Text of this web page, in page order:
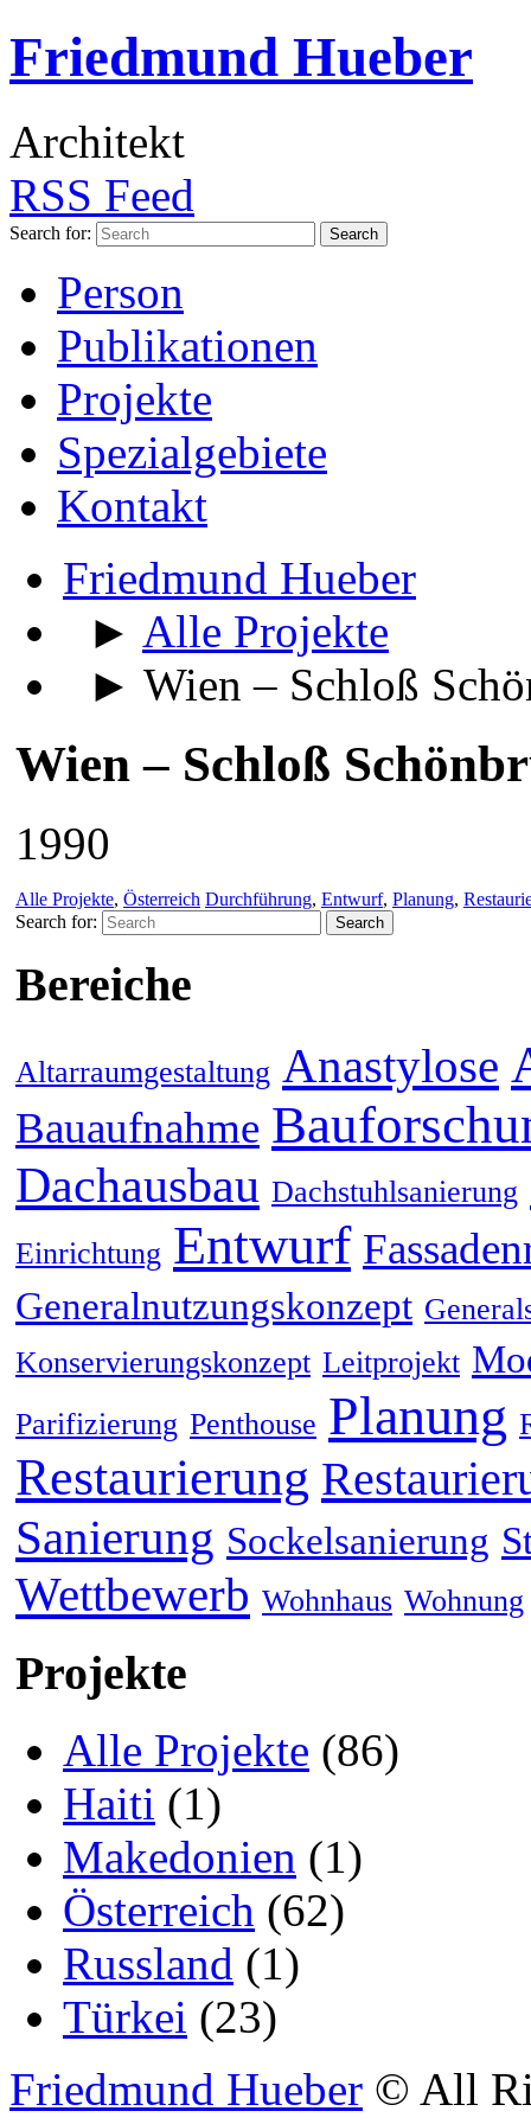
Friedmund Hueber
Architekt
RSS Feed
Search for:
Person
Publikationen
Projekte
Spezialgebiete
Kontakt
Friedmund Hueber
► Alle Projekte
► Wien – Schloß
Wien – Schloß
1990
Alle Projekte, Österreich Durchführung, Entwurf, Planung,
Search for:
Bereiche
Altarraumgestaltung Anastylose
Bauaufnahme
Dachausbau Dachstuhlsanierung
Einrichtung Entwurf
Generalnutzungskonzept
Konservierungskonzept Leitprojekt
Parifizierung Penthouse Planung
Restaurierung
Sanierung Sockelsanierung
Wettbewerb Wohnhaus Wohnung
Projekte
Alle Projekte (86)
Haiti (1)
Makedonien (1)
Österreich (62)
Russland (1)
Türkei (23)
Friedmund Hueber © All